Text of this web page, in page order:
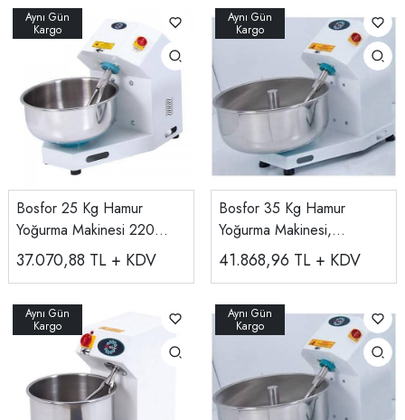
Bosfor 25 Kg Hamur
Yoğurma Makinesi 220
V/380 V UHM-25
37.070,88 TL + KDV
Bosfor 35 Kg Hamur
Yoğurma Makinesi,
220v/380v UHM-35
41.868,96 TL + KDV